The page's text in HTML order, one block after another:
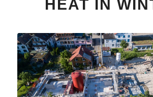
HEAT IN